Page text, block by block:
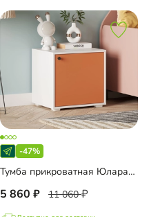
-47%
Тумба прикроватная Юлара-2Н
5 860 11 060